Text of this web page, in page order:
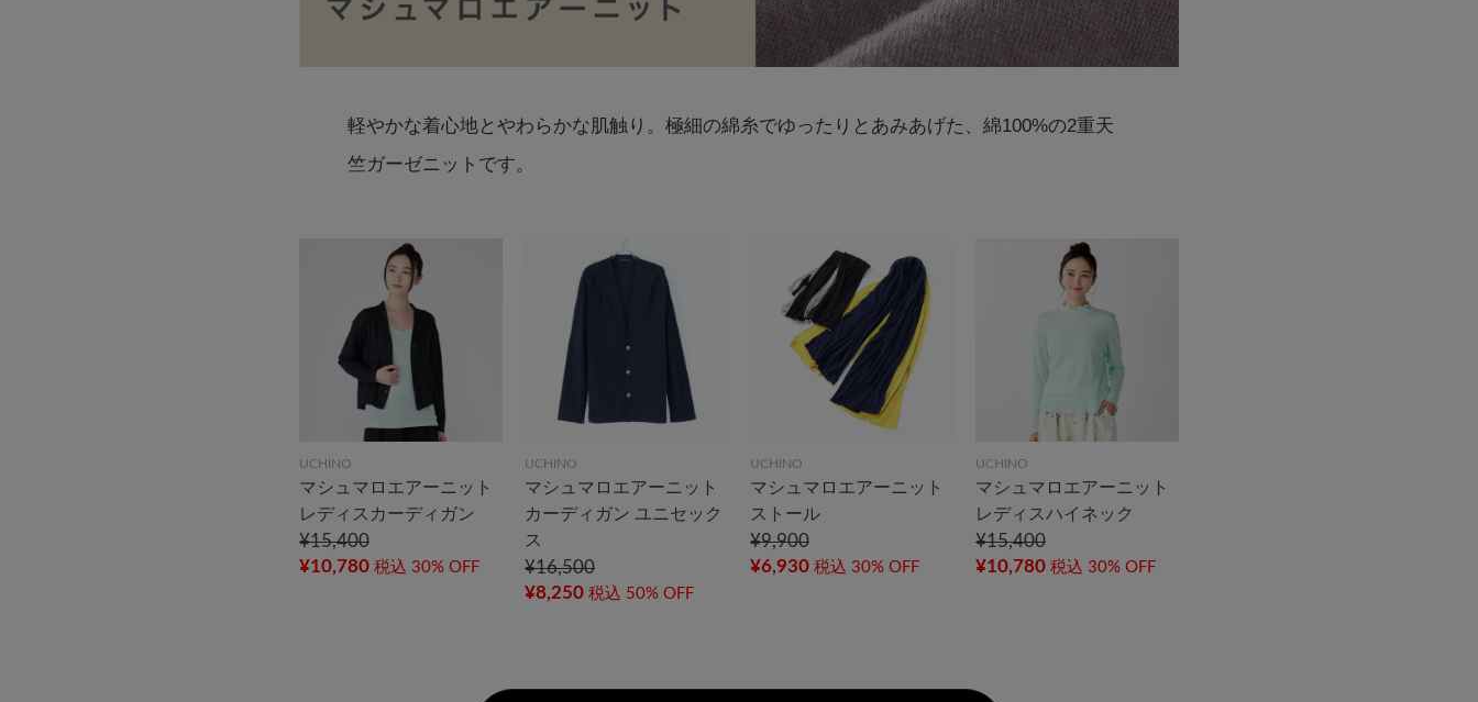
軽やかな着心地とやわらかな肌触り。極細の綿糸でゆったりとあみあげた、綿100%の2重天
竺ガーゼニットです。
UCHINO
マシュマロエアーニット
レディスカーディガン
¥15,400
¥10,780 税込 30% OFF
UCHINO
マシュマロエアーニット
カーディガン ユニセック
ス
¥16,500
¥8,250 税込 50% OFF
UCHINO
マシュマロエアーニット
ストール
¥9,900
¥6,930 税込 30% OFF
UCHINO
マシュマロエアーニット
レディスハイネック
¥15,400
¥10,780 税込 30% OFF